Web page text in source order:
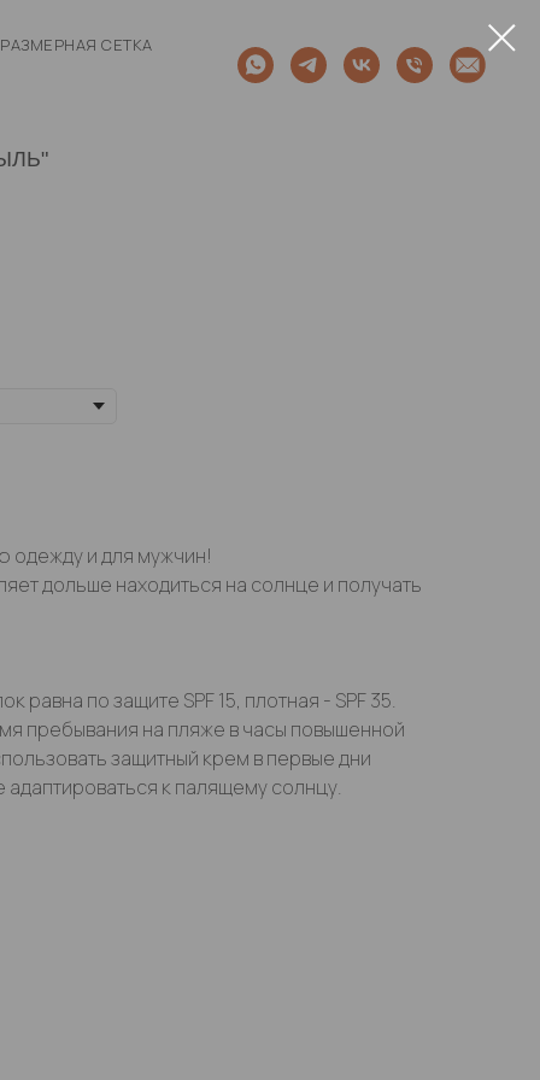
РАЗМЕРНАЯ СЕТКА
одежду и для мужчин!
дольше находиться на солнце и получать
равна по защите SPF 15, плотная - SPF 35.
пребывания на пляже в часы повышенной
защитный крем в первые дни
к палящему солнцу.